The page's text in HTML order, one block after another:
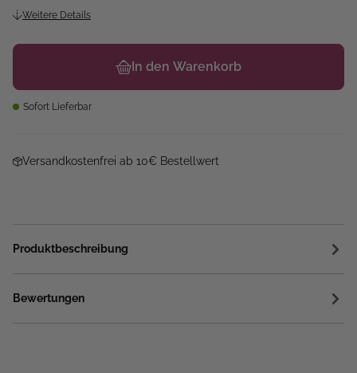
Weitere Details
In den Warenkorb
Sofort Lieferbar
Versandkostenfrei ab 10€ Bestellwert
Produktbeschreibung
Bewertungen